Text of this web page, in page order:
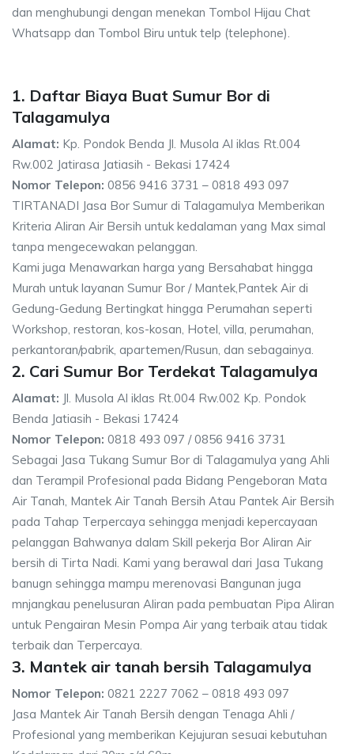
dan menghubungi dengan menekan Tombol Hijau Chat
Whatsapp dan Tombol Biru untuk telp (telephone).
1. Daftar Biaya Buat Sumur Bor di
Talagamulya
Alamat: Kp. Pondok Benda Jl. Musola Al iklas Rt.004
Rw.002 Jatirasa Jatiasih - Bekasi 17424
Nomor Telepon: 0856 9416 3731 – 0818 493 097
TIRTANADI Jasa Bor Sumur di Talagamulya Memberikan
Kriteria Aliran Air Bersih untuk kedalaman yang Max simal
tanpa mengecewakan pelanggan.
Kami juga Menawarkan harga yang Bersahabat hingga
Murah untuk layanan Sumur Bor / Mantek,Pantek Air di
Gedung-Gedung Bertingkat hingga Perumahan seperti
Workshop, restoran, kos-kosan, Hotel, villa, perumahan,
perkantoran/pabrik, apartemen/Rusun, dan sebagainya.
2. Cari Sumur Bor Terdekat Talagamulya
Alamat: Jl. Musola Al iklas Rt.004 Rw.002 Kp. Pondok
Benda Jatiasih - Bekasi 17424
Nomor Telepon: 0818 493 097 / 0856 9416 3731
Sebagai Jasa Tukang Sumur Bor di Talagamulya yang Ahli
dan Terampil Profesional pada Bidang Pengeboran Mata
Air Tanah, Mantek Air Tanah Bersih Atau Pantek Air Bersih
pada Tahap Terpercaya sehingga menjadi kepercayaan
pelanggan Bahwanya dalam Skill pekerja Bor Aliran Air
bersih di Tirta Nadi. Kami yang berawal dari Jasa Tukang
banugn sehingga mampu merenovasi Bangunan juga
mnjangkau penelusuran Aliran pada pembuatan Pipa Aliran
untuk Pengairan Mesin Pompa Air yang terbaik atau tidak
terbaik dan Terpercaya.
3. Mantek air tanah bersih Talagamulya
Nomor Telepon: 0821 2227 7062 – 0818 493 097
Jasa Mantek Air Tanah Bersih dengan Tenaga Ahli /
Profesional yang memberikan Kejujuran sesuai kebutuhan